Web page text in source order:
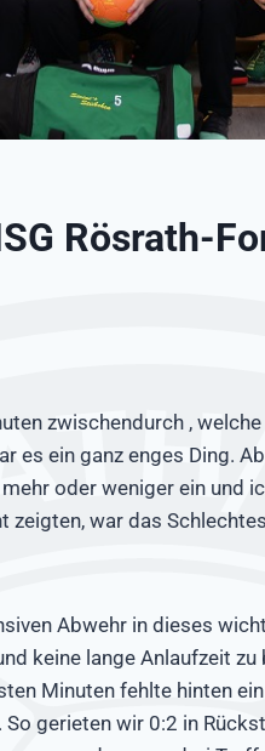
Rösrath-
zwischendurch ,
es ein ganz enges Ding.
oder weniger ein und
zeigten, war das
Abwehr in dieses
keine lange Anlaufzeit
Minuten fehlte hinten
gerieten wir 0:2 in